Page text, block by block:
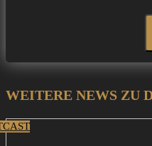
WEITERE NEWS ZU